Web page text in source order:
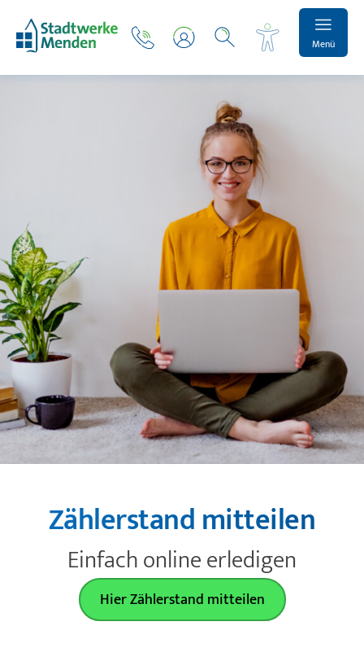
Menü
Zählerstand mitteilen
Einfach online erledigen
Hier Zählerstand mitteilen
Schrift vergrößern
Schrift verkleinern
Wortabstand vergrößern
Wortabstand verkleinern
Zeilenabstand vergrößern
Zeilenabstand verkleinern
Graustufen
Großer Mauszeiger
Animationen ausschalten